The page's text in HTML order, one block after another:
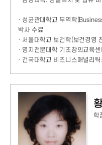
· 성균관대학교 무역학
박사 수료
· 서울대학교 보건학(보건경영
· 명지전문대학 기초창의교육
· 건국대학교 비즈니스애널리
학